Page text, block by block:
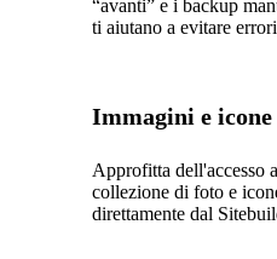
“avanti” e i backup
ti aiutano a evitare
Immagini e icone
Approfitta dell'accesso
collezione di foto e
direttamente dal